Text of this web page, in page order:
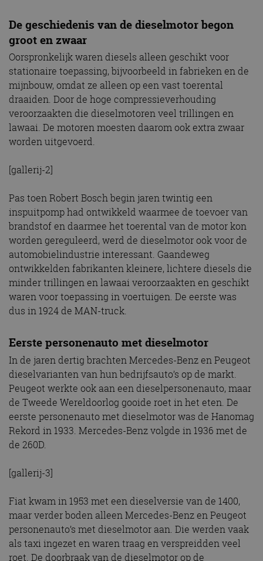
De geschiedenis van de dieselmotor begon
groot en zwaar
Oorspronkelijk waren diesels alleen geschikt voor
stationaire toepassing, bijvoorbeeld in fabrieken en de
mijnbouw, omdat ze alleen op een vast toerental
draaiden. Door de hoge compressieverhouding
veroorzaakten die dieselmotoren veel trillingen en
lawaai. De motoren moesten daarom ook extra zwaar
worden uitgevoerd.
[gallerij-2]
Pas toen Robert Bosch begin jaren twintig een
inspuitpomp had ontwikkeld waarmee de toevoer van
brandstof en daarmee het toerental van de motor kon
worden gereguleerd, werd de dieselmotor ook voor de
automobielindustrie interessant. Gaandeweg
ontwikkelden fabrikanten kleinere, lichtere diesels die
minder trillingen en lawaai veroorzaakten en geschikt
waren voor toepassing in voertuigen. De eerste was
dus in 1924 de MAN-truck.
Eerste personenauto met dieselmotor
In de jaren dertig brachten Mercedes-Benz en Peugeot
dieselvarianten van hun bedrijfsauto’s op de markt.
Peugeot werkte ook aan een dieselpersonenauto, maar
de Tweede Wereldoorlog gooide roet in het eten. De
eerste personenauto met dieselmotor was de Hanomag
Rekord in 1933. Mercedes-Benz volgde in 1936 met de
de 260D.
[gallerij-3]
Fiat kwam in 1953 met een dieselversie van de 1400,
maar verder boden alleen Mercedes-Benz en Peugeot
personenauto’s met dieselmotor aan. Die werden vaak
als taxi ingezet en waren traag en verspreidden veel
roet. De doorbraak van de dieselmotor op de